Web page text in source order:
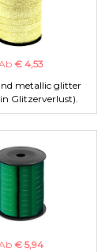
€ 4,53
metallic glitter
Glitzerverlust).
€ 5,94